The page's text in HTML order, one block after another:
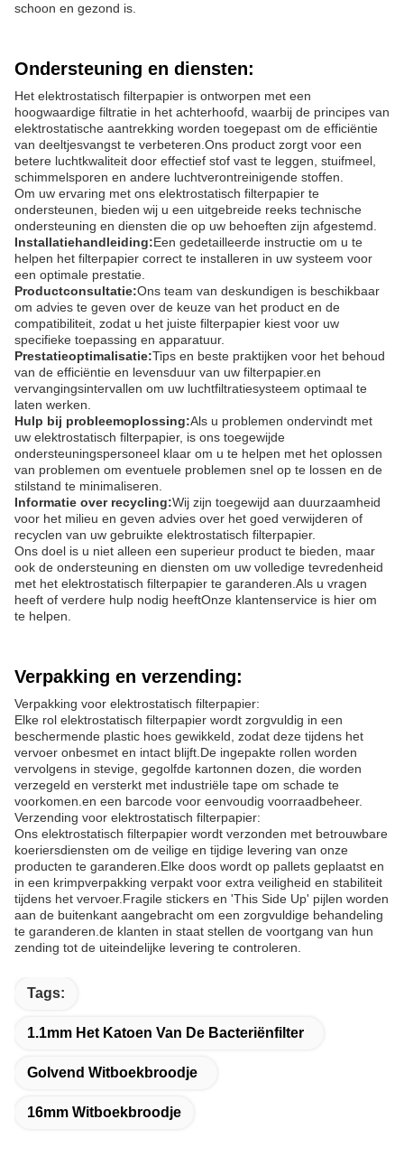
schoon en gezond is.
Ondersteuning en diensten:
Het elektrostatisch filterpapier is ontworpen met een
hoogwaardige filtratie in het achterhoofd, waarbij de principes van
elektrostatische aantrekking worden toegepast om de efficiëntie
van deeltjesvangst te verbeteren.Ons product zorgt voor een
betere luchtkwaliteit door effectief stof vast te leggen, stuifmeel,
schimmelsporen en andere luchtverontreinigende stoffen.
Om uw ervaring met ons elektrostatisch filterpapier te
ondersteunen, bieden wij u een uitgebreide reeks technische
ondersteuning en diensten die op uw behoeften zijn afgestemd.
Installatiehandleiding:Een gedetailleerde instructie om u te
helpen het filterpapier correct te installeren in uw systeem voor
een optimale prestatie.
Productconsultatie:Ons team van deskundigen is beschikbaar
om advies te geven over de keuze van het product en de
compatibiliteit, zodat u het juiste filterpapier kiest voor uw
specifieke toepassing en apparatuur.
Prestatieoptimalisatie:Tips en beste praktijken voor het behoud
van de efficiëntie en levensduur van uw filterpapier.en
vervangingsintervallen om uw luchtfiltratiesysteem optimaal te
laten werken.
Hulp bij probleemoplossing:Als u problemen ondervindt met
uw elektrostatisch filterpapier, is ons toegewijde
ondersteuningspersoneel klaar om u te helpen met het oplossen
van problemen om eventuele problemen snel op te lossen en de
stilstand te minimaliseren.
Informatie over recycling:Wij zijn toegewijd aan duurzaamheid
voor het milieu en geven advies over het goed verwijderen of
recyclen van uw gebruikte elektrostatisch filterpapier.
Ons doel is u niet alleen een superieur product te bieden, maar
ook de ondersteuning en diensten om uw volledige tevredenheid
met het elektrostatisch filterpapier te garanderen.Als u vragen
heeft of verdere hulp nodig heeftOnze klantenservice is hier om
te helpen.
Verpakking en verzending:
Verpakking voor elektrostatisch filterpapier:
Elke rol elektrostatisch filterpapier wordt zorgvuldig in een
beschermende plastic hoes gewikkeld, zodat deze tijdens het
vervoer onbesmet en intact blijft.De ingepakte rollen worden
vervolgens in stevige, gegolfde kartonnen dozen, die worden
verzegeld en versterkt met industriële tape om schade te
voorkomen.en een barcode voor eenvoudig voorraadbeheer.
Verzending voor elektrostatisch filterpapier:
Ons elektrostatisch filterpapier wordt verzonden met betrouwbare
koeriersdiensten om de veilige en tijdige levering van onze
producten te garanderen.Elke doos wordt op pallets geplaatst en
in een krimpverpakking verpakt voor extra veiligheid en stabiliteit
tijdens het vervoer.Fragile stickers en 'This Side Up' pijlen worden
aan de buitenkant aangebracht om een zorgvuldige behandeling
te garanderen.de klanten in staat stellen de voortgang van hun
zending tot de uiteindelijke levering te controleren.
Tags:
1.1mm Het Katoen Van De Bacteriënfilter
Golvend Witboekbroodje
16mm Witboekbroodje